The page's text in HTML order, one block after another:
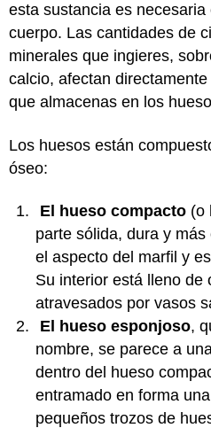
esta sustancia es necesaria
cuerpo. Las cantidades de
minerales que ingieres,
calcio, afectan
que almacenas en los
Los huesos están
óseo:
El hueso compacto (o
parte sólida, dura y
el aspecto del marfil y
Su interior está lleno de
atravesados por vasos
El hueso esponjoso,
nombre, se parece a
dentro del hueso
entramado en forma
pequeños trozos de